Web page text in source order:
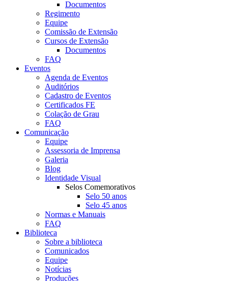
Documentos
Regimento
Equipe
Comissão de Extensão
Cursos de Extensão
Documentos
FAQ
Eventos
Agenda de Eventos
Auditórios
Cadastro de Eventos
Certificados FE
Colação de Grau
FAQ
Comunicação
Equipe
Assessoria de Imprensa
Galeria
Blog
Identidade Visual
Selos Comemorativos
Selo 50 anos
Selo 45 anos
Normas e Manuais
FAQ
Biblioteca
Sobre a biblioteca
Comunicados
Equipe
Notícias
Produções